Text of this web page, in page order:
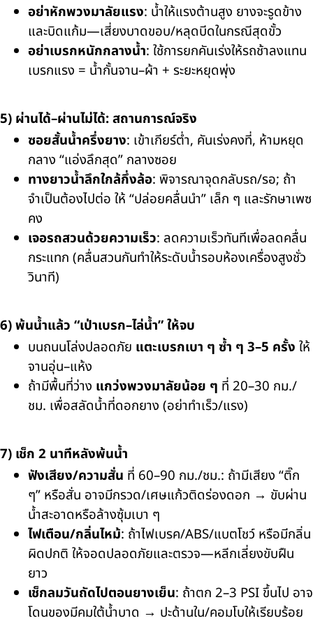
อย่าหักพวงมาลัยแรง: น้ำให้แรงต้านสูง ยางจะรูดข้าง
และบิดแก้ม—เสี่ยงบาดขอบ/หลุดบีดในกรณีสุดขั้ว
อย่าเบรกหนักกลางน้ำ: ใช้การยกคันเร่งให้รถช้าลงแทน
เบรกแรง = น้ำกั้นจาน–ผ้า + ระยะหยุดพุ่ง
5) ผ่านได้–ผ่านไม่ได้: สถานการณ์จริง
ซอยสั้นน้ำครึ่งยาง: เข้าเกียร์ต่ำ, คันเร่งคงที่, ห้ามหยุด
กลาง “แอ่งลึกสุด” กลางซอย
ทางยาวน้ำลึกใกล้กึ่งล้อ: พิจารณาจุดกลับรถ/รอ; ถ้า
จำเป็นต้องไปต่อ ให้ “ปล่อยคลื่นนำ” เล็ก ๆ และรักษาเพซ
คง
เจอรถสวนด้วยความเร็ว: ลดความเร็วทันทีเพื่อลดคลื่น
กระแทก (คลื่นสวนกันทำให้ระดับน้ำรอบห้องเครื่องสูงชั่ว
วินาที)
6) พ้นน้ำแล้ว “เป่าเบรก–ไล่น้ำ” ให้จบ
บนถนนโล่งปลอดภัย แตะเบรกเบา ๆ ซ้ำ ๆ 3–5 ครั้ง ให้
จานอุ่น–แห้ง
ถ้ามีพื้นที่ว่าง แกว่งพวงมาลัยน้อย ๆ ที่ 20–30 กม./
ชม. เพื่อสลัดน้ำที่ดอกยาง (อย่าทำเร็ว/แรง)
7) เช็ก 2 นาทีหลังพ้นน้ำ
ฟังเสียง/ความสั่น ที่ 60–90 กม./ชม.: ถ้ามีเสียง “ติ๊ก
ๆ” หรือสั่น อาจมีกรวด/เศษแก้วติดร่องดอก → ขับผ่าน
น้ำสะอาดหรือล้างซุ้มเบา ๆ
ไฟเตือน/กลิ่นไหม้: ถ้าไฟเบรค/ABS/แบตโชว์ หรือมีกลิ่น
ผิดปกติ ให้จอดปลอดภัยและตรวจ—หลีกเลี่ยงขับฝืน
ยาว
เช็กลมวันถัดไปตอนยางเย็น: ถ้าตก 2–3 PSI ขึ้นไป อาจ
โดนของมีคมใต้น้ำบาด → ปะด้านใน/คอมโบให้เรียบร้อย